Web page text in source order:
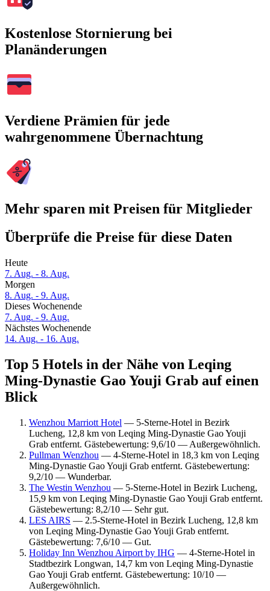
Kostenlose Stornierung bei
Planänderungen
Verdiene Prämien für jede
wahrgenommene Übernachtung
Mehr sparen mit Preisen für Mitglieder
Überprüfe die Preise für diese Daten
Heute
7. Aug. - 8. Aug.
Morgen
8. Aug. - 9. Aug.
Dieses Wochenende
7. Aug. - 9. Aug.
Nächstes Wochenende
14. Aug. - 16. Aug.
Top 5 Hotels in der Nähe von Leqing
Ming-Dynastie Gao Youji Grab auf einen
Blick
Wenzhou Marriott Hotel — 5-Sterne-Hotel in Bezirk
Lucheng, 12,8 km von Leqing Ming-Dynastie Gao Youji
Grab entfernt. Gästebewertung: 9,6/10 — Außergewöhnlich.
Pullman Wenzhou — 4-Sterne-Hotel in 18,3 km von Leqing
Ming-Dynastie Gao Youji Grab entfernt. Gästebewertung:
9,2/10 — Wunderbar.
The Westin Wenzhou — 5-Sterne-Hotel in Bezirk Lucheng,
15,9 km von Leqing Ming-Dynastie Gao Youji Grab entfernt.
Gästebewertung: 8,2/10 — Sehr gut.
LES AIRS — 2.5-Sterne-Hotel in Bezirk Lucheng, 12,8 km
von Leqing Ming-Dynastie Gao Youji Grab entfernt.
Gästebewertung: 7,6/10 — Gut.
Holiday Inn Wenzhou Airport by IHG — 4-Sterne-Hotel in
Stadtbezirk Longwan, 14,7 km von Leqing Ming-Dynastie
Gao Youji Grab entfernt. Gästebewertung: 10/10 —
Außergewöhnlich.